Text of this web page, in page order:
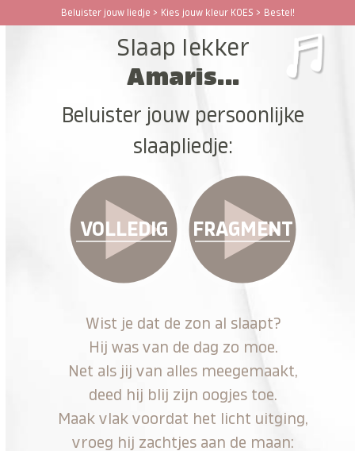
Beluister jouw liedje > Kies jouw kleur KOES > Bestel!
Open
Close
Slaap lekker
Amaris...
Beluister jouw persoonlijke
slaapliedje:
VOLLEDIG FRAGMENT
Wist je dat de zon al slaapt?
Hij was van de dag zo moe.
Net als jij van alles meegemaakt,
deed hij blij zijn oogjes toe.
Maak vlak voordat het licht uitging,
vroeg hij zachtjes aan de maan: